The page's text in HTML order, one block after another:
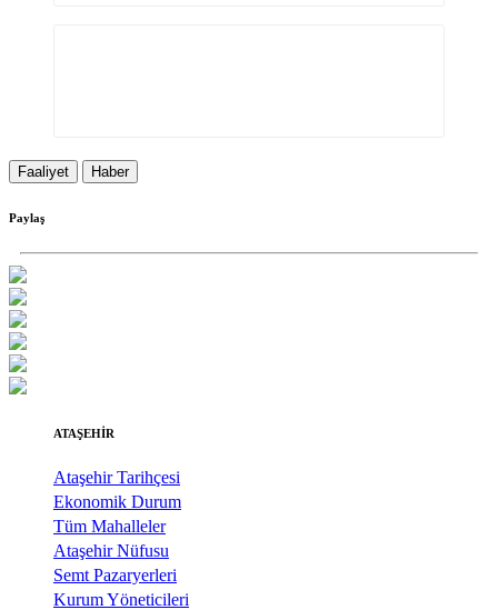
Faaliyet Haber
Paylaş
ATAŞEHİR
Ataşehir Tarihçesi
Ekonomik Durum
Tüm Mahalleler
Ataşehir Nüfusu
Semt Pazaryerleri
Kurum Yöneticileri